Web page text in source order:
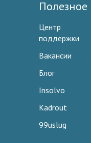
Полезное
Центр
поддержки
Вакансии
Блог
Insolvo
Kadrout
99uslug